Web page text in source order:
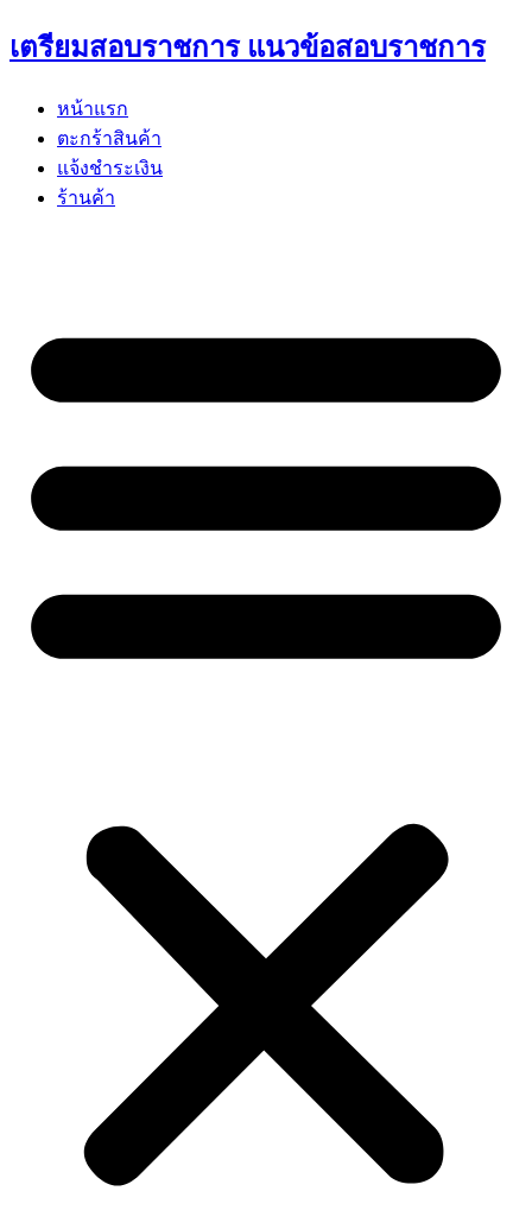
Skip
to
เตรียมสอบราชการ แนวข้อสอบราชการ
หน้าแรก
ตะกร้าสินค้า
แจ้งชำระเงิน
ร้านค้า